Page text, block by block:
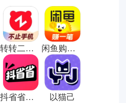
到大量商品对比价格和评价，挑选
过程更方便。很多平台还支持当天
或次日送达，让购物效率大幅提
升。同时也会经常推出优惠活动，
让用户在同样预算下买到更多东
西，逐渐改变了人们传统的消费方
式。这里有些网购软件推荐；淘
宝，天猫和得物。
转转二手交易平台 闲鱼购物平台
抖省省团购 以猫己